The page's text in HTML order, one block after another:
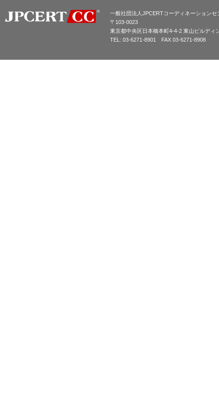
一般社団法人JPCERTコーディネーションセ
〒103-0023
東京都中央区日本橋本町4-4-2 東山ビルディ
TEL: 03-6271-8901 FAX 03-6271-8908